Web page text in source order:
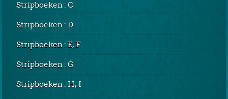
Stripboeken : C
Stripboeken : D
Stripboeken : E, F
Stripboeken : G
Stripboeken : H, I